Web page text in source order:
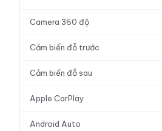
Camera 360 độ
Cảm biến đỗ trước
Cảm biến đỗ sau
Apple CarPlay
Android Auto